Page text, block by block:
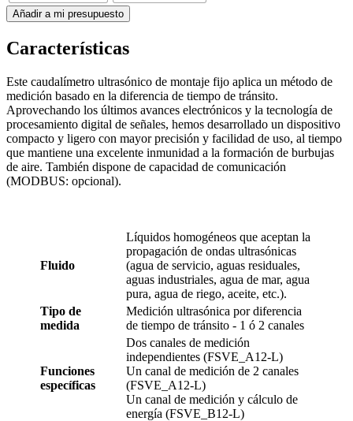
Añadir a mi presupuesto
Características
Este caudalímetro ultrasónico de montaje fijo aplica un método de
medición basado en la diferencia de tiempo de tránsito.
Aprovechando los últimos avances electrónicos y la tecnología de
procesamiento digital de señales, hemos desarrollado un dispositivo
compacto y ligero con mayor precisión y facilidad de uso, al tiempo
que mantiene una excelente inmunidad a la formación de burbujas
de aire. También dispone de capacidad de comunicación
(MODBUS: opcional).
Fluido
Líquidos homogéneos que aceptan la
propagación de ondas ultrasónicas
(agua de servicio, aguas residuales,
aguas industriales, agua de mar, agua
pura, agua de riego, aceite, etc.).
Tipo de
medida
Medición ultrasónica por diferencia
de tiempo de tránsito - 1 ó 2 canales
Funciones
específicas
Dos canales de medición
independientes (FSVE_A12-L)
Un canal de medición de 2 canales
(FSVE_A12-L)
Un canal de medición y cálculo de
energía (FSVE_B12-L)